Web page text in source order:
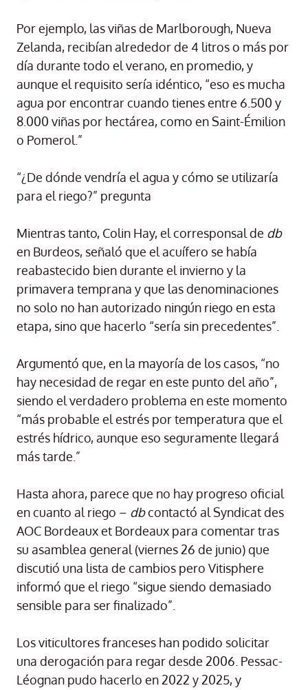
Por ejemplo, las viñas de Marlborough, Nueva
Zelanda, recibían alrededor de 4 litros o más por
día durante todo el verano, en promedio, y
aunque el requisito sería idéntico, “eso es mucha
agua por encontrar cuando tienes entre 6.500 y
8.000 viñas por hectárea, como en Saint-Émilion
o Pomerol.”
“¿De dónde vendría el agua y cómo se utilizaría
para el riego?” pregunta
Mientras tanto, Colin Hay, el corresponsal de db
en Burdeos, señaló que el acuífero se había
reabastecido bien durante el invierno y la
primavera temprana y que las denominaciones
no solo no han autorizado ningún riego en esta
etapa, sino que hacerlo “sería sin precedentes”.
Argumentó que, en la mayoría de los casos, “no
hay necesidad de regar en este punto del año”,
siendo el verdadero problema en este momento
“más probable el estrés por temperatura que el
estrés hídrico, aunque eso seguramente llegará
más tarde.”
Hasta ahora, parece que no hay progreso oficial
en cuanto al riego – dbcontactó al Syndicat des
AOC Bordeaux et Bordeaux para comentar tras
su asamblea general (viernes 26 de junio) que
discutió una lista de cambios pero Vitisphere
informó que el riego “sigue siendo demasiado
sensible para ser finalizado”.
Los viticultores franceses han podido solicitar
una derogación para regar desde 2006. Pessac-
Léognan pudo hacerlo en 2022 y 2025, y